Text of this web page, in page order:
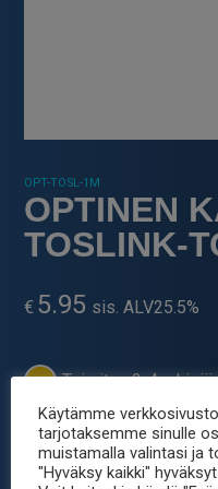
OPT-TOSL-1M
OPTINEN
TOSLINK-
€ 5.95 sis. ALV25.5%
Toimitus 2-4
-
OPTINEN
KAAPELI
1M
+
Käytämme
tarjotaksemme sinulle
muistamalla valintasi ja
"Hyväksy kaikki"